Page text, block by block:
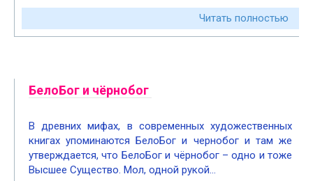
Читать полностью
БелоБог и чёрнобог
В древних мифах, в современных художественных
книгах упоминаются БелоБог и чернобог и там же
утверждается, что БелоБог и чёрнобог – одно и тоже
Высшее Существо. Мол, одной рукой…